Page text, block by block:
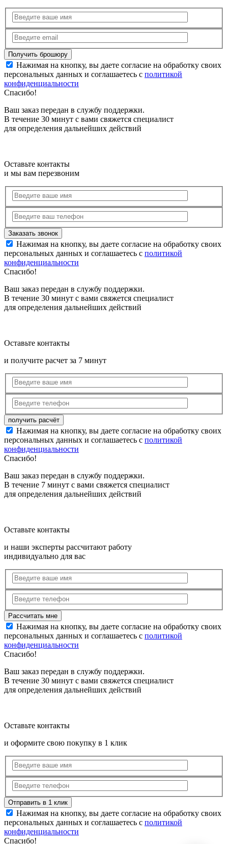
Нажимая на кнопку, вы даете согласие на обработку своих
персональных данных и соглашаетесь с политикой
конфиденциальности
Спасибо!
Ваш заказ передан в службу поддержки.
В течение 30 минут с вами свяжется специалист
для определения дальнейших действий
Оставьте контакты
и мы вам перезвоним
Нажимая на кнопку, вы даете согласие на обработку своих
персональных данных и соглашаетесь с политикой
конфиденциальности
Спасибо!
Ваш заказ передан в службу поддержки.
В течение 30 минут с вами свяжется специалист
для определения дальнейших действий
Оставьте контакты
и получите расчет за 7 минут
Нажимая на кнопку, вы даете согласие на обработку своих
персональных данных и соглашаетесь с политикой
конфиденциальности
Спасибо!
Ваш заказ передан в службу поддержки.
В течение 7 минут с вами свяжется специалист
для определения дальнейших действий
Оставьте контакты
и наши эксперты рассчитают работу
индивидуально для вас
Нажимая на кнопку, вы даете согласие на обработку своих
персональных данных и соглашаетесь с политикой
конфиденциальности
Спасибо!
Ваш заказ передан в службу поддержки.
В течение 30 минут с вами свяжется специалист
для определения дальнейших действий
Оставьте контакты
и оформите свою покупку в 1 клик
Нажимая на кнопку, вы даете согласие на обработку своих
персональных данных и соглашаетесь с политикой
конфиденциальности
Спасибо!